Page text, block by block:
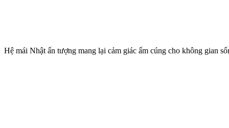
Hệ mái Nhật ấn tượng mang lại cảm giác ấm cúng cho không gian